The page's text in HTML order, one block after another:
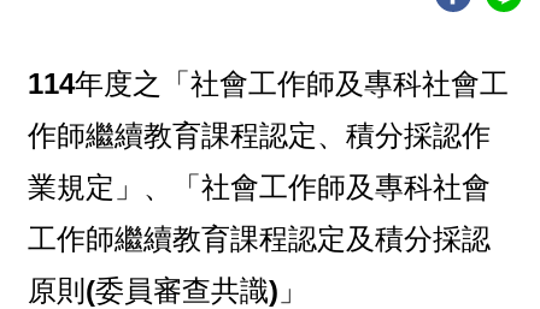
114年度之「社會工作師及專科社會工
作師繼續教育課程認定、積分採認作
業規定」、「社會工作師及專科社會
工作師繼續教育課程認定及積分採認
原則(委員審查共識)」